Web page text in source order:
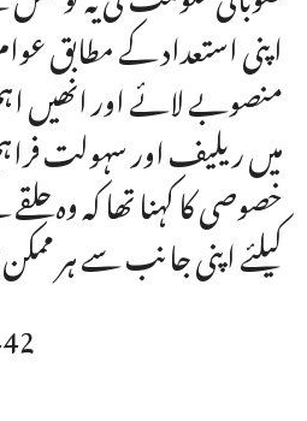
اپنی استعداد کے مطابق عوام
منصوبے لائے اور انھیں
میں ریلیف اور سہولت
خصوصی کا کہنا تھا کہ وہ
کیلئے اپنی جانب سے ہر